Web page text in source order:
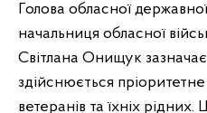
Голова обласної державної
начальниця обласної
Світлана Онищук
здійснюється
ветеранів та їхніх